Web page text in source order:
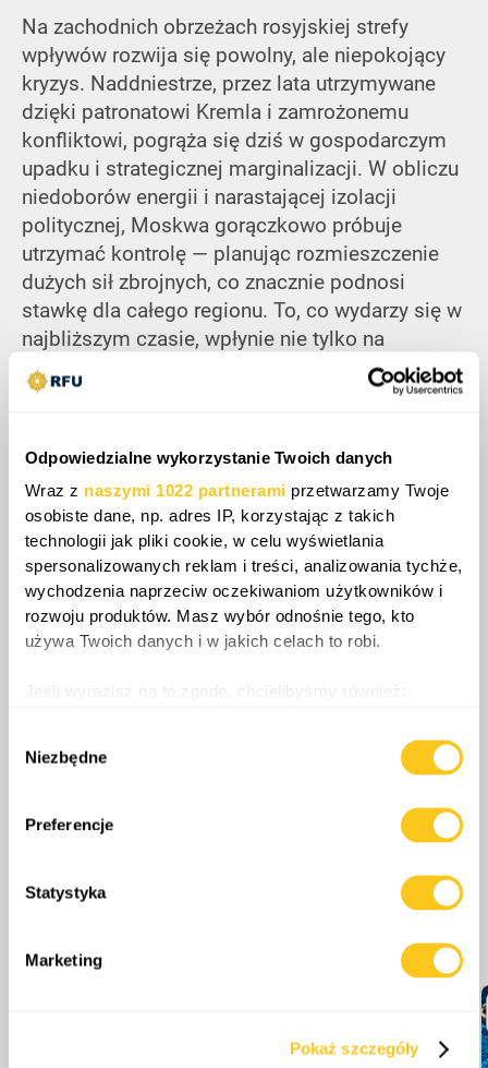
Odpowiedzialne wykorzystanie Twoich danych
Wraz z naszymi 1022 partnerami przetwarzamy Twoje
osobiste dane, np. adres IP, korzystając z takich
technologii jak pliki cookie, w celu wyświetlania
spersonalizowanych reklam i treści, analizowania tychże,
wychodzenia naprzeciw oczekiwaniom użytkowników i
rozwoju produktów. Masz wybór odnośnie tego, kto
używa Twoich danych i w jakich celach to robi.
Jeśli wyrazisz na to zgodę, chcielibyśmy również:
geograficznej z dokładnością nawet do kilku metrów
(fingerprinting, czyli wirtualny odcisk palca)
dane są przetwarzane oraz ustaw własne preferencje w
sekcji szczegółów
. W Deklaracji plików cookie możesz
Wykorzystujemy pliki cookie do spersonalizowania treści
korzystasz z naszej witryny, udostępniamy partnerom
zgody
Niezbędne
Preferencje
Statystyka
Marketing
Pokaż szczegóły
Na zachodnich obrzeżach rosyjskiej strefy
wpływów rozwija się powolny, ale niepokojący
kryzys. Naddniestrze, przez lata utrzymywane
dzięki patronatowi Kremla i zamrożonemu
konfliktowi, pogrąża się dziś w gospodarczym
upadku i strategicznej marginalizacji. W obliczu
niedoborów energii i narastającej izolacji
politycznej, Moskwa gorączkowo próbuje
utrzymać kontrolę — planując rozmieszczenie
dużych sił zbrojnych, co znacznie podnosi
stawkę dla całego regionu. To, co wydarzy się w
najbliższym czasie, wpłynie nie tylko na
przyszłość Mołdawii, ale może również
zachwiać szerszymi ambicjami Rosji w
Naddniestrze nie toczy się o terytorium, lecz o
pytanie, czy Rosja wciąż jest zdolna do projekcji
siły na rubieżach Europy.
Share
0 Komentarze